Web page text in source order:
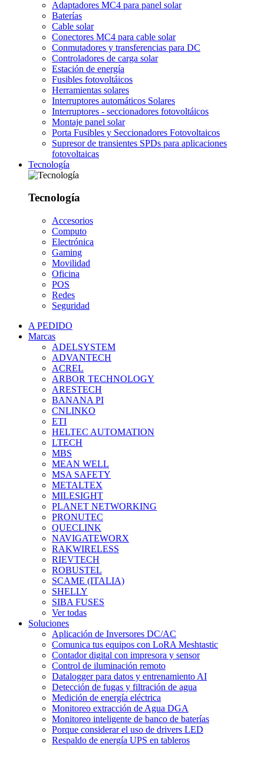
Adaptadores MC4 para panel solar
Baterías
Cable solar
Conectores MC4 para cable solar
Conmutadores y transferencias para DC
Controladores de carga solar
Estación de energía
Fusibles fotovoltáicos
Herramientas solares
Interruptores automáticos Solares
Interruptores - seccionadores fotovoltáicos
Montaje panel solar
Porta Fusibles y Seccionadores Fotovoltaicos
Supresor de transientes SPDs para aplicaciones
fotovoltaicas
Tecnología
Tecnología
Accesorios
Computo
Electrónica
Gaming
Movilidad
Oficina
POS
Redes
Seguridad
A PEDIDO
Marcas
ADELSYSTEM
ADVANTECH
ACREL
ARBOR TECHNOLOGY
ARESTECH
BANANA PI
CNLINKO
ETI
HELTEC AUTOMATION
LTECH
MBS
MEAN WELL
MSA SAFETY
METALTEX
MILESIGHT
PLANET NETWORKING
PRONUTEC
QUECLINK
NAVIGATEWORX
RAKWIRELESS
RIEVTECH
ROBUSTEL
SCAME (ITALIA)
SHELLY
SIBA FUSES
Ver todas
Soluciones
Aplicación de Inversores DC/AC
Comunica tus equipos con LoRA Meshtastic
Contador digital con impresora y sensor
Control de iluminación remoto
Datalogger para datos y entrenamiento AI
Detección de fugas y filtración de agua
Medición de energía eléctrica
Monitoreo extracción de Agua DGA
Monitoreo inteligente de banco de baterías
Porque considerar el uso de drivers LED
Respaldo de energía UPS en tableros